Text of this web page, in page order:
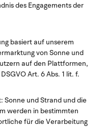
des Engagements der
basiert auf unserem
von Sonne und
auf den Plattformen,
Art. 6 Abs. 1 lit. f.
Sonne und Strand und die
werden in bestimmten
für die Verarbeitung